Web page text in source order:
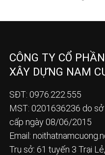
CÔNG TY CỔ
XÂY DỰNG NAM
SĐT: 0976.222.555
MST: 0201636236 do
cấp ngày 08/06/2015
Email:
Trụ sở: 61 tuyến 3 Trại